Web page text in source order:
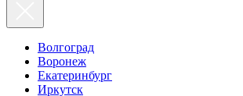
Волгоград
Воронеж
Екатеринбург
Иркутск